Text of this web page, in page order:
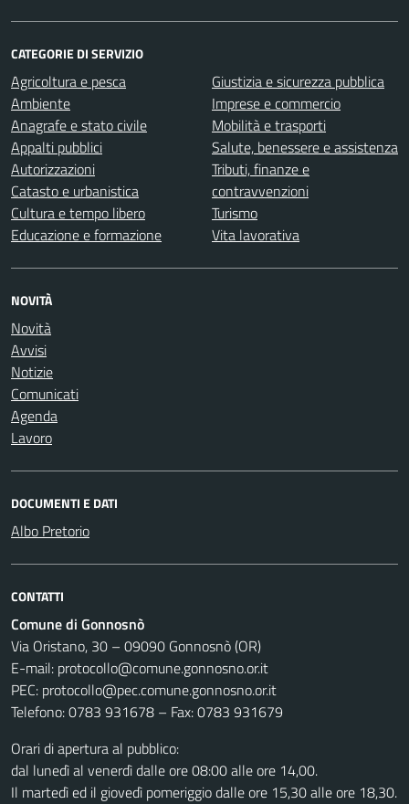
CATEGORIE DI SERVIZIO
Agricoltura e pesca
Ambiente
Anagrafe e stato civile
Appalti pubblici
Autorizzazioni
Catasto e urbanistica
Cultura e tempo libero
Educazione e formazione
Giustizia e sicurezza pubblica
Imprese e commercio
Mobilità e trasporti
Salute, benessere e assistenza
Tributi, finanze e
contravvenzioni
Turismo
Vita lavorativa
NOVITÀ
Novità
Avvisi
Notizie
Comunicati
Agenda
Lavoro
DOCUMENTI E DATI
Albo Pretorio
CONTATTI
Comune di Gonnosnò
Via Oristano, 30 – 09090 Gonnosnò (OR)
E-mail: protocollo@comune.gonnosno.or.it
PEC: protocollo@pec.comune.gonnosno.or.it
Telefono: 0783 931678 – Fax: 0783 931679
Orari di apertura al pubblico:
dal lunedì al venerdì dalle ore 08:00 alle ore 14,00.
Il martedì ed il giovedì pomeriggio dalle ore 15,30 alle ore 18,30.